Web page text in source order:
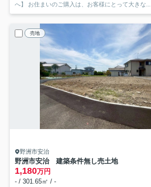
へ】 お住まいのご購入は、お客様にとって大きな...
売地
野洲市安治
野洲市安治 建築条件無し売土地
1,180万円
- / 301.65㎡ / -